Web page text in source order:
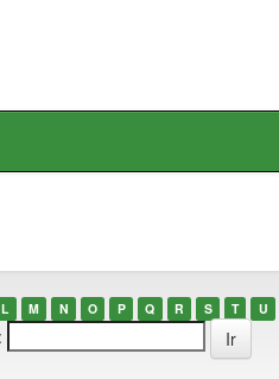
L M N O P Q R S T U